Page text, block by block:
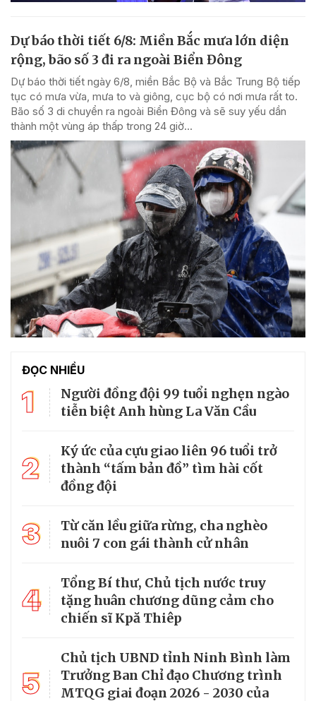
Dự báo thời tiết 6/8: Miền Bắc mưa lớn diện
rộng, bão số 3 đi ra ngoài Biển Đông
Dự báo thời tiết ngày 6/8, miền Bắc Bộ và Bắc Trung Bộ tiếp
tục có mưa vừa, mưa to và giông, cục bộ có nơi mưa rất to.
Bão số 3 di chuyển ra ngoài Biển Đông và sẽ suy yếu dần
thành một vùng áp thấp trong 24 giờ...
ĐỌC NHIỀU
1
Người đồng đội 99 tuổi nghẹn ngào
tiễn biệt Anh hùng La Văn Cầu
2
Ký ức của cựu giao liên 96 tuổi trở
thành “tấm bản đồ” tìm hài cốt
đồng đội
3
Từ căn lều giữa rừng, cha nghèo
nuôi 7 con gái thành cử nhân
4
Tổng Bí thư, Chủ tịch nước truy
tặng huân chương dũng cảm cho
chiến sĩ Kpă Thiêp
5
Chủ tịch UBND tỉnh Ninh Bình làm
Trưởng Ban Chỉ đạo Chương trình
MTQG giai đoạn 2026 - 2030 của